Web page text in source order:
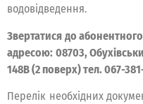
водовідведення.
Звертатися до
адресою: 08703,
148В (2 поверх) тел. 067-
Перелік необхідних